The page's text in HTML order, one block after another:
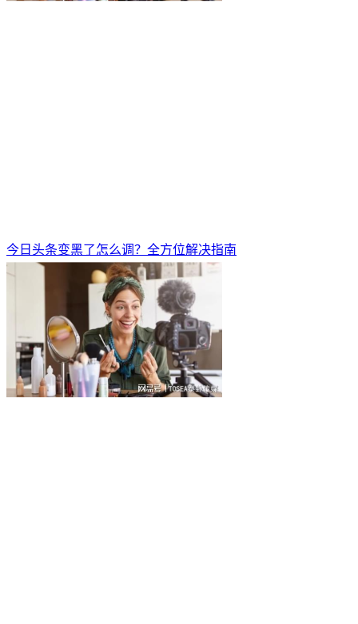
今日头条变黑了怎么调？全方位解决指南